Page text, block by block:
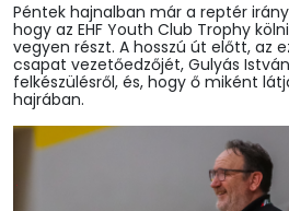
Péntek hajnalban már a reptér
hogy az EHF Youth Club Trophy
vegyen részt. A hosszú út előtt, az
csapat vezetőedzőjét, Gulyás
felkészülésről, és, hogy ő miként
hajrában.